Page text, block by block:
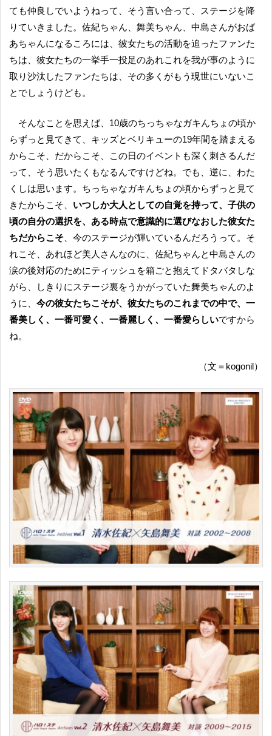
ても仲良しでいようねって、そう言い合って、ステージを降
りていきました。佐紀ちゃん、舞美ちゃん、中島さんがおば
あちゃんになるころには、彼女たちの活動を追ったファンた
ちは、彼女たちの一挙手一投足のあれこれを我が事のように
取り沙汰したファンたちは、その多くがもう現世にいないこ
とでしょうけども。
そんなことを思えば、10歳のちっちゃなガキんちょの頃か
らずっと見てきて、キッズとベリキューの19年間を踏まえる
からこそ、だからこそ、この日のイベントも深く刺さるんだ
って、そう思いたくもなるんですけどね。でも、逆に、わた
くしは思います。ちっちゃなガキんちょの頃からずっと見て
きたからこそ、 いつしか大人としての自覚を持って、子供の
頃の自分の選択を、ある時点で意識的に選びなおした彼女た
ちだからこそ 、今のステージが輝いているんだろうって。そ
れこそ、あれほど美人さんなのに、佐紀ちゃんと中島さんの
涙の後対応のためにティッシュを箱ごと抱えてドタバタしな
がら、しきりにステージ裏をうかがっていた舞美ちゃんのよ
うに、 今の彼女たちこそが、彼女たちのこれまでの中で、一
番美しく、一番可愛く、一番麗しく、一番愛らしいですから
ね。
（文＝kogonil）